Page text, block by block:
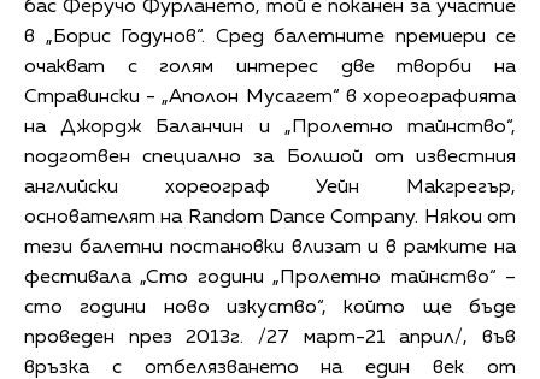
бас Феручо Фурлането, той е поканен за участие
в „Борис Годунов“. Сред балетните премиери се
очакват с голям интерес две творби на
Стравински - „Аполон Мусагет“ в хореографията
на Джордж Баланчин и „Пролетно тайнство“,
подготвен специално за Болшой от известния
английски хореограф Уейн Макгрегър,
основателят на Random Dance Company. Някои от
тези балетни постановки влизат и в рамките на
фестивала „Сто години „Пролетно тайнство“ –
сто години ново изкуство“, който ще бъде
проведен през 2013г. /27 март-21 април/, във
връзка с отбелязването на един век от